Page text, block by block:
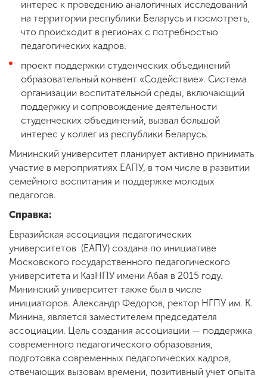
интерес к проведению аналогичных исследований
на территории республики Беларусь и посмотреть,
что происходит в регионах с потребностью
педагогических кадров.
проект поддержки студенческих объединений
образовательный конвент «Содействие». Система
организации воспитательной среды, включающий
поддержку и сопровождение деятельности
студенческих объединений, вызвал большой
интерес у коллег из республики Беларусь.
Мининский университет планирует активно принимать
участие в мероприятиях ЕАПУ, в том числе в развитии
семейного воспитания и поддержке молодых
педагогов.
Справка:
Евразийская ассоциация педагогических
университетов (ЕАПУ) создана по инициативе
Московского государственного педагогического
университета и КазНПУ имени Абая в 2015 году.
Мининский университет также был в числе
инициаторов. Александр Федоров, ректор НГПУ им. К.
Минина, является заместителем председателя
ассоциации. Цель создания ассоциации — поддержка
современного педагогического образования,
подготовка современных педагогических кадров,
отвечающих вызовам времени, позитивный учет опыта